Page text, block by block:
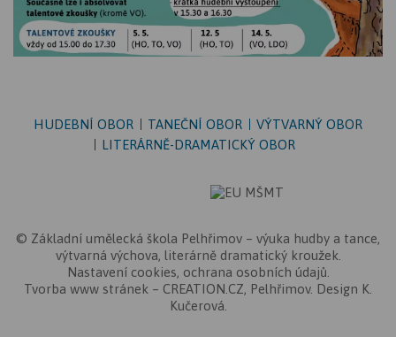
HUDEBNÍ OBOR TANEČNÍ OBOR
VÝTVARNÝ OBOR
LITERÁRNĚ-DRAMATICKÝ OBOR
© Základní umělecká škola Pelhřimov – výuka hudby a tance,
výtvarná výchova, literárně dramatický kroužek.
Nastavení cookies, ochrana osobních údajů
Tvorba www stránek – CREATION.CZ, Pelhřimov. Design K.
Kučerová.